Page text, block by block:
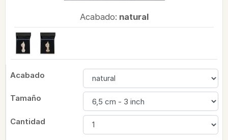
Acabado: natural
Acabado
Tamaño
Cantidad